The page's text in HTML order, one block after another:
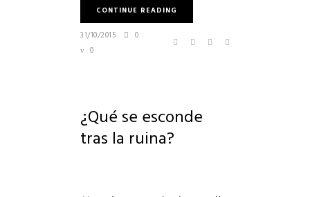
CONTINUE READING
31/10/2015
0
0
¿Qué se esconde
tras la ruina?